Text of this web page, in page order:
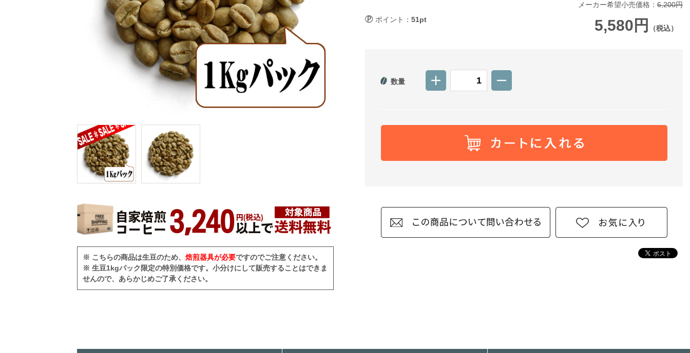
※ こちらの商品は生豆のため、 焙煎器具が必要ですのでご注意ください。
※ 生豆1kgパック限定の特別価格です。小分けにして販売することはできま
せんので、あらかじめご了承ください。
ポイント：51pt
メーカー希望小売価格： 6,200円
5,580円 （税込）
数量